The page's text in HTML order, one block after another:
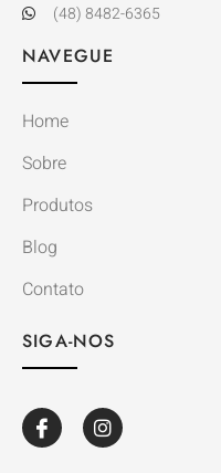
(48) 8482-6365
NAVEGUE
Home
Sobre
Produtos
Blog
Contato
SIGA-NOS